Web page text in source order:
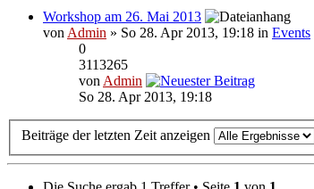
Workshop am 26. Mai 2013
von Admin » So 28. Apr 2013, 19:18 in Events
0
3113265
von Admin
So 28. Apr 2013, 19:18
Beiträge der letzten Zeit anzeigen